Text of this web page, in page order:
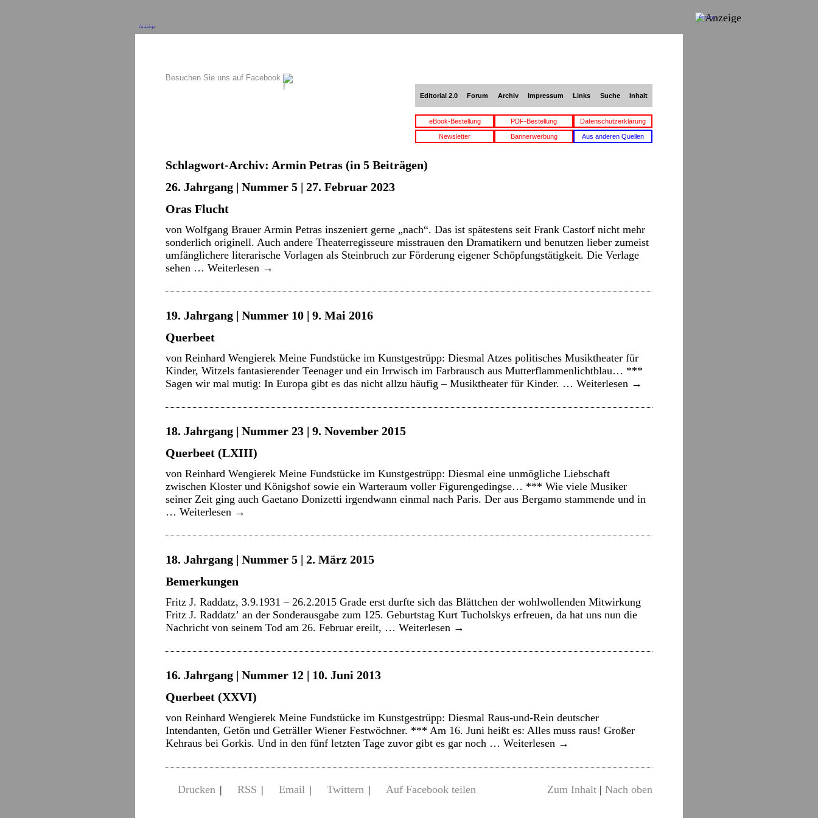
Anzeige
Besuchen Sie uns auf Facebook
Editorial 2.0 Forum Archiv Impressum Links Suche Inhalt
eBook-Bestellung PDF-Bestellung Datenschutzerklärung
Newsletter Bannerwerbung Aus anderen Quellen
Schlagwort-Archiv: Armin Petras (in 5 Beiträgen)
26. Jahrgang | Nummer 5 | 27. Februar 2023
Oras Flucht
von Wolfgang Brauer Armin Petras inszeniert gerne „nach“. Das ist spätestens seit Frank Castorf nicht mehr
sonderlich originell. Auch andere Theaterregisseure misstrauen den Dramatikern und benutzen lieber zumeist
umfänglichere literarische Vorlagen als Steinbruch zur Förderung eigener Schöpfungstätigkeit. Die Verlage
sehen … Weiterlesen →
19. Jahrgang | Nummer 10 | 9. Mai 2016
Querbeet
von Reinhard Wengierek Meine Fundstücke im Kunstgestrüpp: Diesmal Atzes politisches Musiktheater für
Kinder, Witzels fantasierender Teenager und ein Irrwisch im Farbrausch aus Mutterflammenlichtblau… ***
Sagen wir mal mutig: In Europa gibt es das nicht allzu häufig – Musiktheater für Kinder. … Weiterlesen →
18. Jahrgang | Nummer 23 | 9. November 2015
Querbeet (LXIII)
von Reinhard Wengierek Meine Fundstücke im Kunstgestrüpp: Diesmal eine unmögliche Liebschaft
zwischen Kloster und Königshof sowie ein Warteraum voller Figurengedingse… *** Wie viele Musiker
seiner Zeit ging auch Gaetano Donizetti irgendwann einmal nach Paris. Der aus Bergamo stammende und in
… Weiterlesen →
18. Jahrgang | Nummer 5 | 2. März 2015
Bemerkungen
Fritz J. Raddatz, 3.9.1931 – 26.2.2015 Grade erst durfte sich das Blättchen der wohlwollenden Mitwirkung
Fritz J. Raddatzʼ an der Sonderausgabe zum 125. Geburtstag Kurt Tucholskys erfreuen, da hat uns nun die
Nachricht von seinem Tod am 26. Februar ereilt, … Weiterlesen →
16. Jahrgang | Nummer 12 | 10. Juni 2013
Querbeet (XXVI)
von Reinhard Wengierek Meine Fundstücke im Kunstgestrüpp: Diesmal Raus-und-Rein deutscher
Intendanten, Getön und Geträller Wiener Festwöchner. *** Am 16. Juni heißt es: Alles muss raus! Großer
Kehraus bei Gorkis. Und in den fünf letzten Tage zuvor gibt es gar noch … Weiterlesen →
Drucken | RSS | Email | Twittern | Auf Facebook teilen Zum Inhalt | Nach oben
Anzeige